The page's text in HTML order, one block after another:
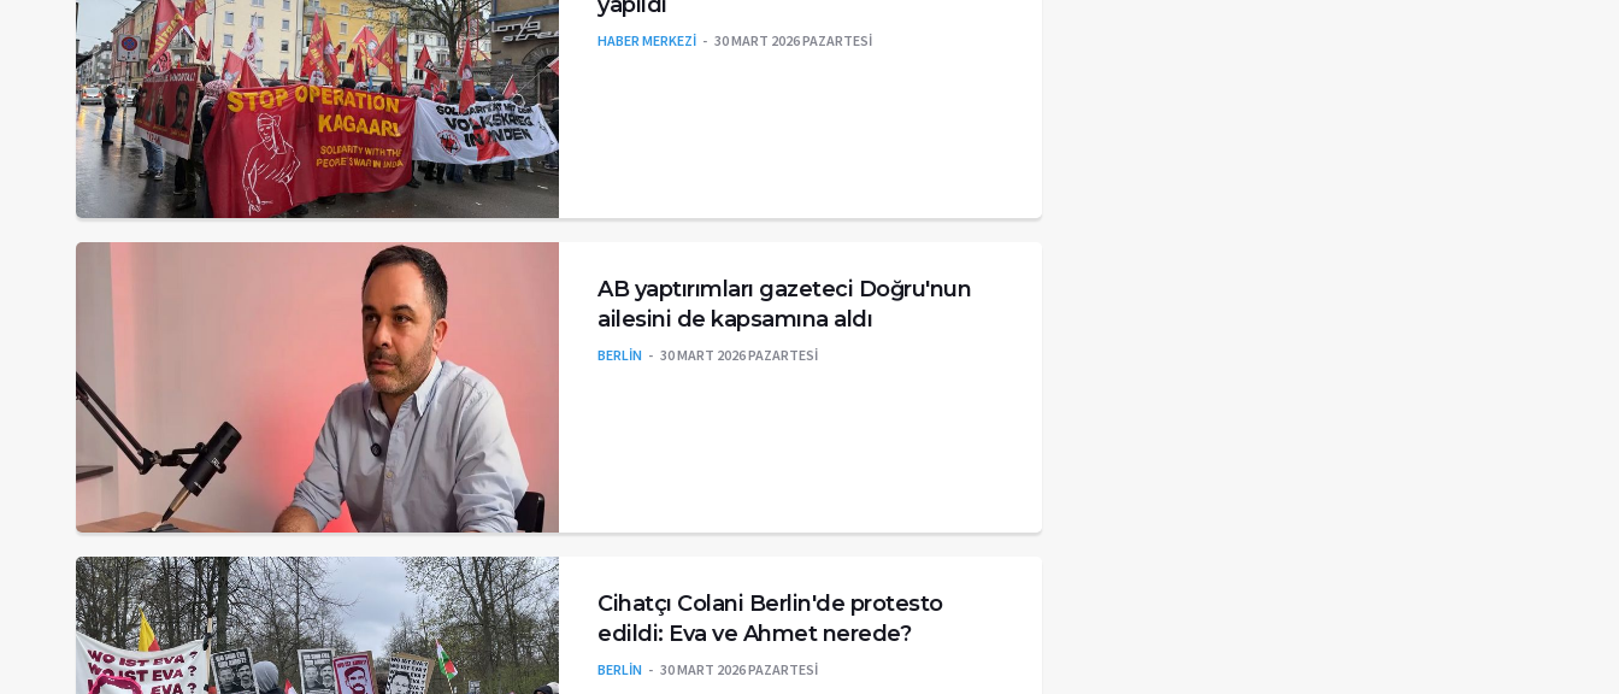
HABER MERKEZİ 30 MART 2026 PAZARTESI
AB yaptırımları gazeteci Doğru'nun
ailesini de kapsamına aldı
BERLİN 30 MART 2026 PAZARTESI
Cihatçı Colani Berlin'de protesto
edildi: Eva ve Ahmet nerede?
BERLİN 30 MART 2026 PAZARTESI